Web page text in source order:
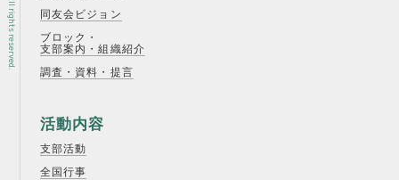
同友会ビジョン
ブロック・
支部案内・組織紹介
調査・資料・提言
活動内容
支部活動
全国行事